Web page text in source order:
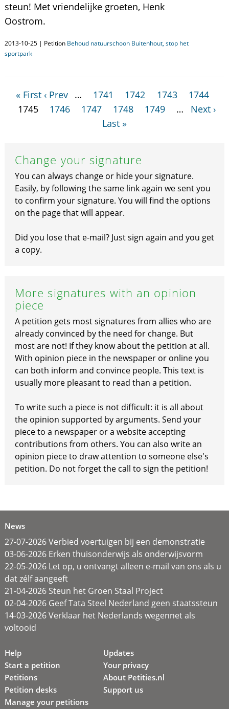
steun! Met vriendelijke groeten, Henk
Oostrom.
2013-10-25 | Petition Behoud natuurschoon Buitenhout, stop het
sportpark
« First ‹ Prev … 1741 1742 1743
1744
1745
1746 1747 1748 1749 …
Next ›
Last »
Change your signature
You can always change or hide your signature.
Easily, by following the same link again we sent you
to confirm your signature. You will find the options
on the page that will appear.
Did you lose that e-mail? Just sign again and you get
a copy.
More signatures with an opinion
piece
A petition gets most signatures from allies who are
already convinced by the need for change. But
most are not! If they know about the petition at all.
With opinion piece in the newspaper or online you
can both inform and convince people. This text is
usually more pleasant to read than a petition.
To write such a piece is not difficult: it is all about
the opinion supported by arguments. Send your
piece to a newspaper or a website accepting
contributions from others. You can also write an
opinion piece to draw attention to someone else's
petition. Do not forget the call to sign the petition!
News
27-07-2026 Verbied voertuigen bij een demonstratie
03-06-2026 Erken thuisonderwijs als onderwijsvorm
22-05-2026 Let op, u ontvangt alleen e-mail van ons als u
dat zélf aangeeft
21-04-2026 Steun het Groen Staal Project
02-04-2026 Geef Tata Steel Nederland geen staatssteun
14-03-2026 Verklaar het Nederlands wegennet als
voltooid
Help
Start a petition
Petitions
Petition desks
Manage your petitions
Updates
Your privacy
About Petities.nl
Support us